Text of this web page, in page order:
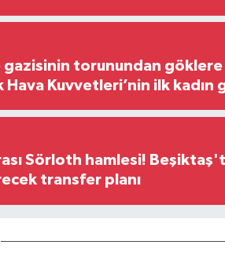
gazisinin torunundan göklere
Hava Kuvvetleri’nin ilk kadın
Sörloth hamlesi!
transfer planı